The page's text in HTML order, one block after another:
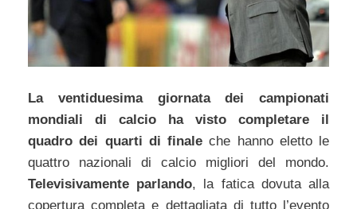
La ventiduesima giornata dei campionati
mondiali di calcio ha visto completare il
quadro dei quarti di finale che hanno eletto le
quattro nazionali di calcio migliori del mondo.
Televisivamente parlando, la fatica dovuta alla
copertura completa e dettagliata di tutto l’evento